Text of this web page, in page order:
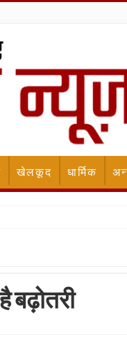
खेलकूद धार्मिक
बढ़ोतरी